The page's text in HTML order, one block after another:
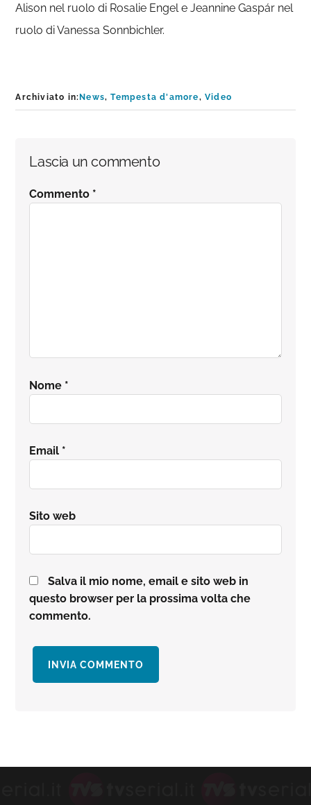
Alison nel ruolo di Rosalie Engel e Jeannine Gaspár nel
ruolo di Vanessa Sonnbichler.
Archiviato in:News,Tempesta d'amore,Video
Interazioni
del
Lascia un commento
Commento *
Nome *
Email *
Sito web
Salva il mio nome, email e sito web in
questo browser per la prossima volta che
commento.